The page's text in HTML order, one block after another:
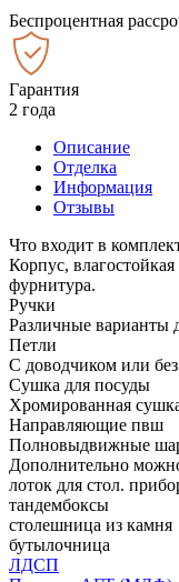
Беспроцентная
Гарантия
2 года
Описание
Отделка
Информация
Отзывы
Что входит в
Корпус,
фурнитура.
Ручки
Различные варианты
Петли
С доводчиком или
Сушка для посуды
Хромированная
Направляющие пвш
Полновыдвижные
Дополнительно
лоток для стол.
тандембоксы
столешница из камня
бутылочница
ЛДСП